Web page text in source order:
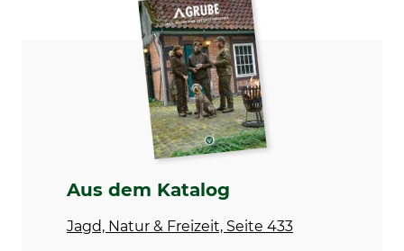
Herstellung
Made in Germany
Aus dem Katalog
Jagd, Natur & Freizeit, Seite 433